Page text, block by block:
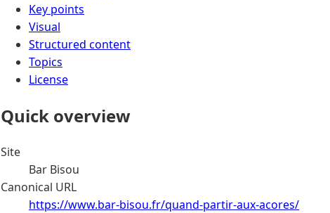
Key points
Visual
Structured content
Topics
License
Quick overview
Site
Bar Bisou
Canonical URL
https://www.bar-bisou.fr/quand-partir-aux-acores/